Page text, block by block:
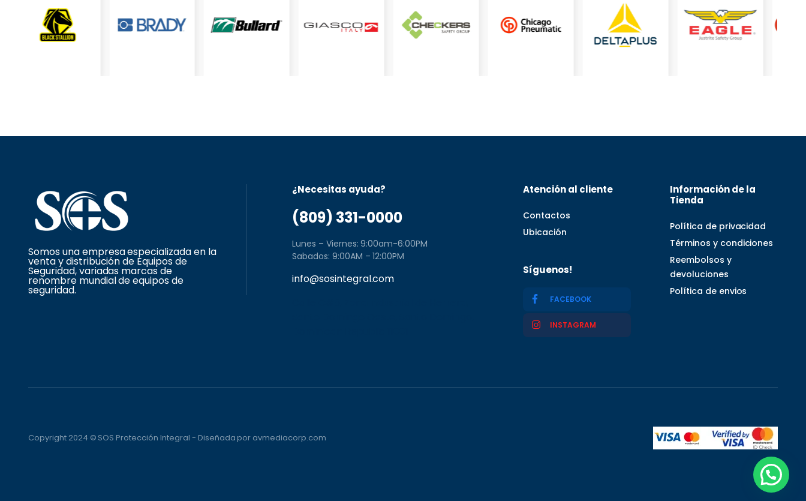
Somos una empresa especializada en la
venta y distribución de Equipos de
Seguridad, variadas marcas de
renombre mundial de equipos de
seguridad.
¿Necesitas ayuda?
(809) 331-0000
Lunes – Viernes: 9:00am-6:00PM
Sabados: 9:00AM – 12:00PM
info@sosintegral.com
Atención al cliente
Contactos
Ubicación
Síguenos!
FACEBOOK
INSTAGRAM
Información de la
Tienda
Política de privacidad
Términos y condiciones
Reembolsos y
devoluciones
Política de envios
Copyright 2024 © SOS Protección Integral - Diseñada por avmediacorp.com